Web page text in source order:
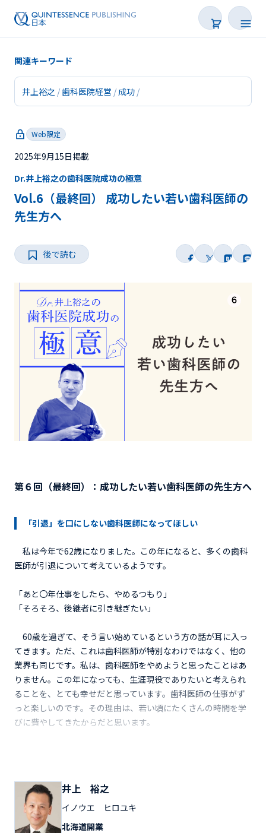
新着
トピックス
関連キーワード
井上裕之 歯科医院経営 成功
Web限定
2025年9月15日掲載
Dr.井上裕之の歯科医院成功の極意
Vol.6（最終回） 成功したい若い歯科医師の
先生方へ
後で読む
第６回（最終回）：成功したい若い歯科医師の先生方へ
「引退」を口にしない歯科医師になってほしい
私は今年で62歳になりました。この年になると、多くの歯科
医師が引退について考えているようです。
「あと〇年仕事をしたら、やめるつもり」
「そろそろ、後継者に引き継ぎたい」
60歳を過ぎて、そう言い始めているという方の話が耳に入っ
てきます。ただ、これは歯科医師が特別なわけではなく、他の
業界も同じです。私は、歯科医師をやめようと思ったことはあ
りません。この年になっても、生涯現役でありたいと考えられ
ることを、とても幸せだと思っています。歯科医師の仕事がず
っと楽しいのです。その理由は、若い頃にたくさんの時間を学
びに費やしてきたからだと思います。
井上 裕之
イノウエ ヒロユキ
北海道開業